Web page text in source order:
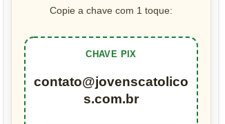
Copie a chave com 1 toque:
CHAVE PIX
contato@jovenscatolico
s.com.br